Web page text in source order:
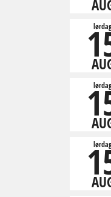
lørdag
lørdag
lørdag